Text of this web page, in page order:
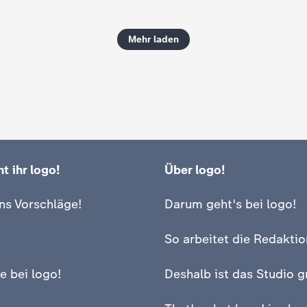
Mehr laden
ihr logo!
Vorschläge!
bei logo!
Über logo!
Darum geht's bei logo!
So arbeitet die
Deshalb ist das Studio